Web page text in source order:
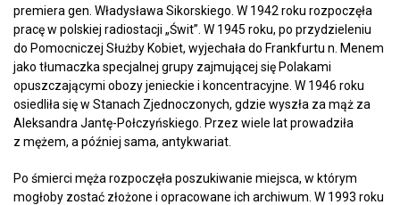
premiera gen. Władysława Sikorskiego. W 1942 roku rozpoczęła
pracę w polskiej radiostacji „Świt”. W 1945 roku, po przydzieleniu
do Pomocniczej Służby Kobiet, wyjechała do Frankfurtu n. Menem
jako tłumaczka specjalnej grupy zajmującej się Polakami
opuszczającymi obozy jenieckie i koncentracyjne. W 1946 roku
osiedliła się w Stanach Zjednoczonych, gdzie wyszła za mąż za
Aleksandra Jantę-Połczyńskiego. Przez wiele lat prowadziła
z mężem, a później sama, antykwariat.
Po śmierci męża rozpoczęła poszukiwanie miejsca, w którym
mogłoby zostać złożone i opracowane ich archiwum. W 1993 roku